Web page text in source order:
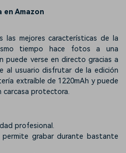
en Amazon
las mejores características de la
tiempo hace fotos a una
puede verse en directo gracias a
al usuario disfrutar de la edición
extraíble de 1220mAh y puede
carcasa protectora.
profesional.
permite grabar durante bastante